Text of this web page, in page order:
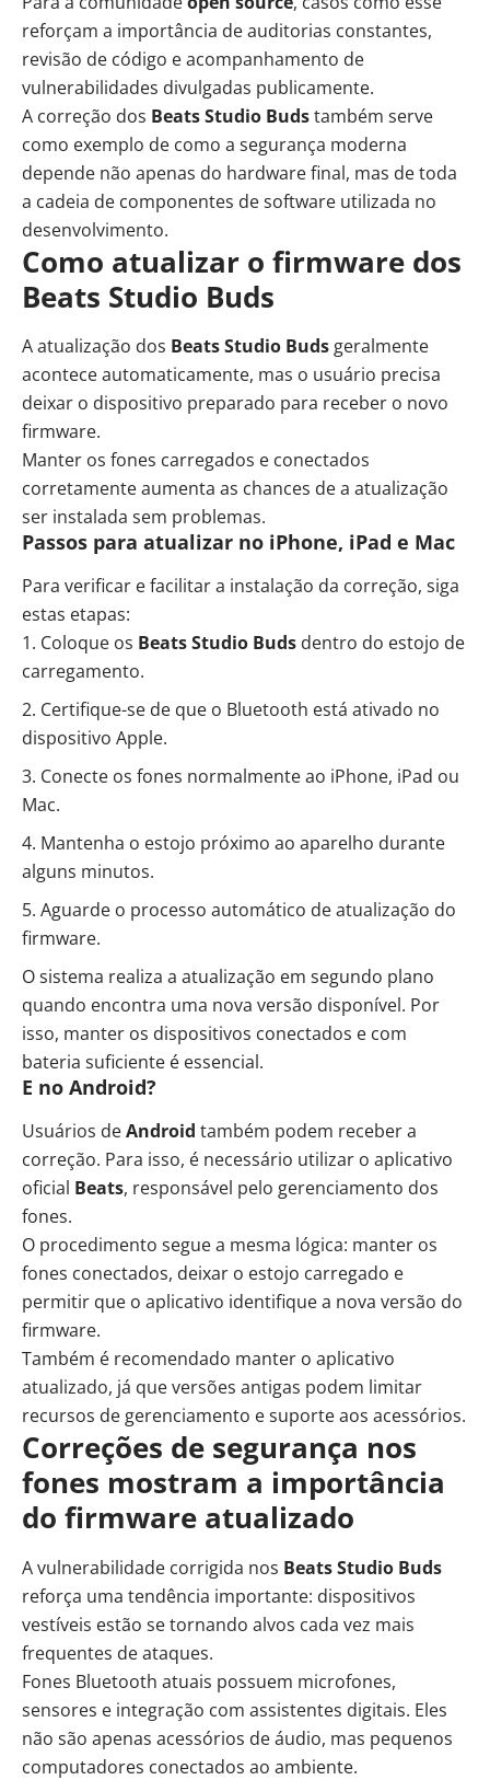
reforçam a importância de auditorias constantes,
revisão de código e acompanhamento de
vulnerabilidades divulgadas publicamente.
A correção dos Beats Studio Budstambém serve
como exemplo de como a segurança moderna
depende não apenas do hardware final, mas de toda
a cadeia de componentes de software utilizada no
desenvolvimento.
Como atualizar o firmware dos
Beats Studio Buds
A atualização dos Beats Studio Buds geralmente
acontece automaticamente, mas o usuário precisa
deixar o dispositivo preparado para receber o novo
firmware.
Manter os fones carregados e conectados
corretamente aumenta as chances de a atualização
ser instalada sem problemas.
Passos para atualizar no iPhone, iPad e Mac
Para verificar e facilitar a instalação da correção, siga
estas etapas:
Coloque os Beats Studio Buds dentro do estojo de
carregamento.
Certifique-se de que o Bluetooth está ativado no
dispositivo Apple.
Conecte os fones normalmente ao iPhone, iPad ou
Mac.
Mantenha o estojo próximo ao aparelho durante
alguns minutos.
Aguarde o processo automático de atualização do
firmware.
O sistema realiza a atualização em segundo plano
quando encontra uma nova versão disponível. Por
isso, manter os dispositivos conectados e com
bateria suficiente é essencial.
E no Android?
Usuários deAndroid também podem receber a
correção. Para isso, é necessário utilizar o aplicativo
oficial Beats, responsável pelo gerenciamento dos
fones.
O procedimento segue a mesma lógica: manter os
fones conectados, deixar o estojo carregado e
permitir que o aplicativo identifique a nova versão do
firmware.
Também é recomendado manter o aplicativo
atualizado, já que versões antigas podem limitar
recursos de gerenciamento e suporte aos acessórios.
Correções de segurança nos
fones mostram a importância
do firmware atualizado
A vulnerabilidade corrigida nos Beats Studio Buds
reforça uma tendência importante: dispositivos
vestíveis estão se tornando alvos cada vez mais
frequentes de ataques.
Fones Bluetooth atuais possuem microfones,
sensores e integração com assistentes digitais. Eles
não são apenas acessórios de áudio, mas pequenos
computadores conectados ao ambiente.